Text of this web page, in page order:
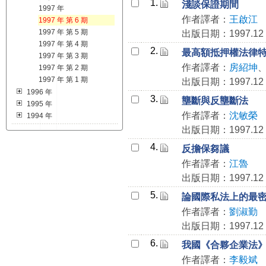
1997 年
1997 年 第 6 期
1997 年 第 5 期
1997 年 第 4 期
1997 年 第 3 期
1997 年 第 2 期
1997 年 第 1 期
1996 年
1995 年
1994 年
1.
淺談保證期間
作者譯者： 王啟江
出版日期：1997.12
2.
最高額抵押權法律
作者譯者： 房紹坤
出版日期：1997.12
3.
壟斷與反壟斷法
作者譯者： 沈敏榮
出版日期：1997.12
4.
反擔保芻議
作者譯者： 江魯
出版日期：1997.12
5.
論國際私法上的最
作者譯者： 劉淑勤
出版日期：1997.12
6.
我國《合夥企業法
作者譯者： 李毅斌